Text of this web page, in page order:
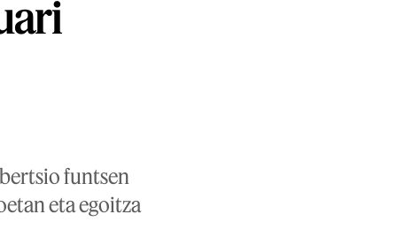
funtsen
eta egoitza